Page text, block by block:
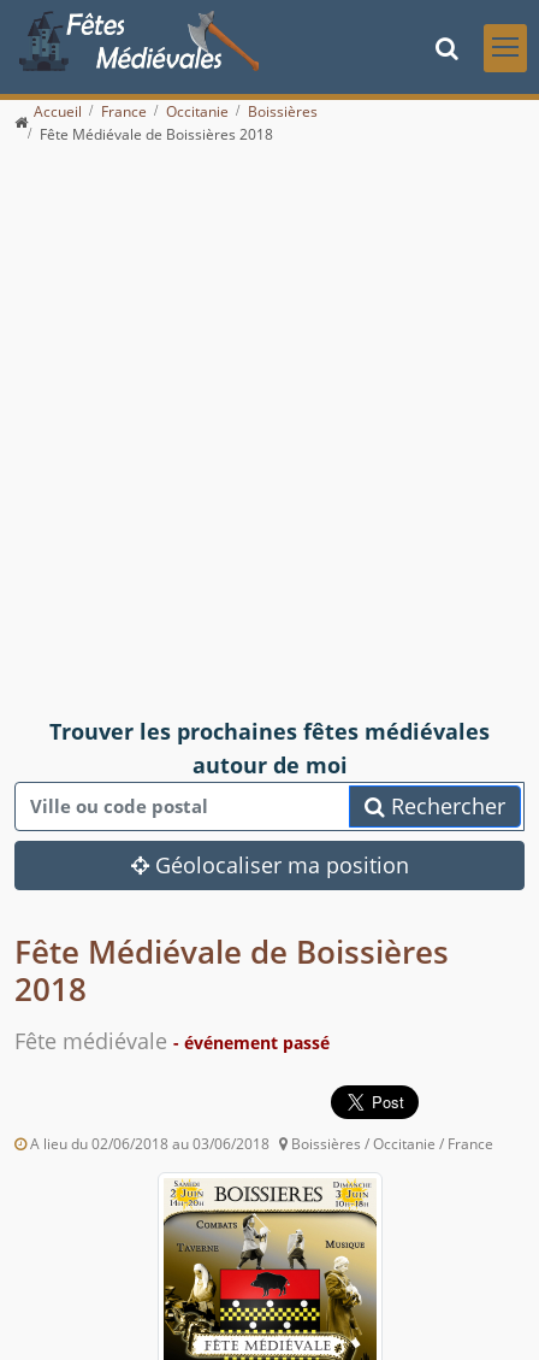
Accueil France Occitanie
Boissières
Fête Médiévale de Boissières 2018
Trouver les prochaines fêtes médiévales
autour de moi
Rechercher
Géolocaliser ma position
Fête Médiévale de Boissières
2018
Fête médiévale - événement passé
A lieu du 02/06/2018 au 03/06/2018 Boissières / Occitanie / France